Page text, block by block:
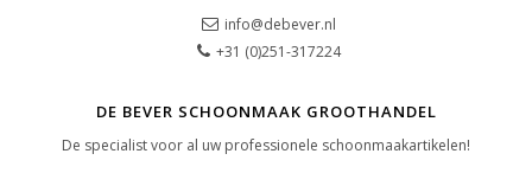
info@debever.nl
+31 (0)251-317224
DE BEVER SCHOONMAAK GROOTHANDEL
De specialist voor al uw professionele schoonmaakartikelen!